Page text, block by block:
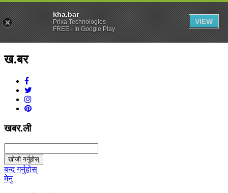
ख.बर
खबर.ली
खोजी गर्नुहोस्
बन्द गर्नुहोस्
मेनु
kha.bar
Prixa Technologies
FREE - In Google Play
VIEW